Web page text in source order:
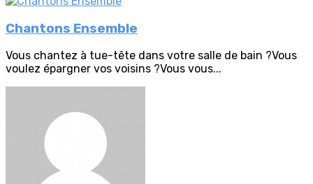
Chantons Ensemble
Vous chantez à tue-tête dans votre salle de bain ?Vous
voulez épargner vos voisins ?Vous vous...